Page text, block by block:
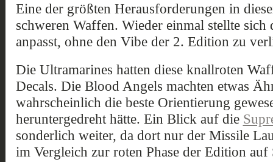
Eine der größten Herausforderungen in
schweren Waffen. Wieder einmal stellte sich
anpasst, ohne den Vibe der 2. Edition zu
Die Ultramarines hatten diese knallroten
Decals. Die Blood Angels machten etwas
wahrscheinlich die beste Orientierung
heruntergedreht hätte. Ein Blick auf die
sonderlich weiter, da dort nur der Missile
im Vergleich zur roten Phase der Edition